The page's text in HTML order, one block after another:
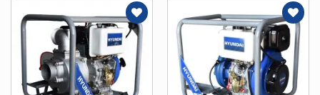
Añadir
a la
Lista de
deseos
Añadir
a la
Lista de
deseos